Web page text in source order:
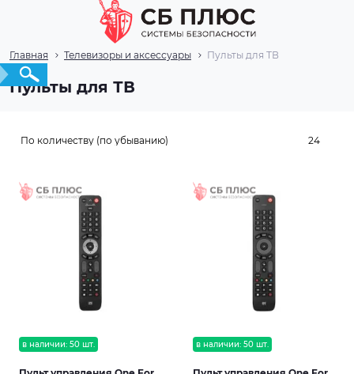
Главная Телевизоры и аксессуары Пульты для ТВ
Пульты для ТВ
в наличии: 50 шт. в наличии: 50 шт.